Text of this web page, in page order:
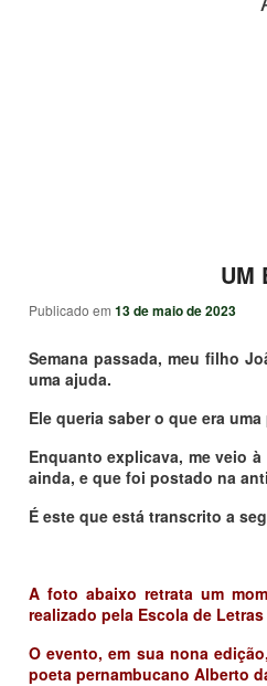
UM
Publicado em 13 de maio de 2023
Semana passada, meu filho
uma ajuda.
Ele queria saber o que era
Enquanto explicava, me veio à
ainda, e que foi postado na
É este que está transcrito a
A foto abaixo retrata um
realizado pela Escola de
O evento, em sua nona
poeta pernambucano Alberto